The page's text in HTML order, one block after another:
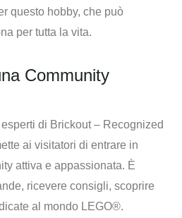
questo hobby, che può
per tutta la vita.
Community
di Brickout – Recognized
ai visitatori di entrare in
attiva e appassionata. È
ricevere consigli, scoprire
al mondo LEGO®.